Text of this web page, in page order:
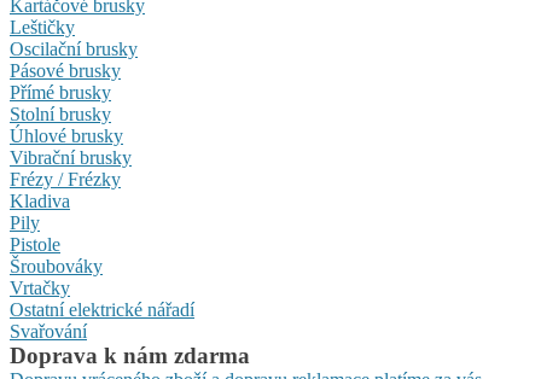
Kartáčové brusky
Leštičky
Oscilační brusky
Pásové brusky
Přímé brusky
Stolní brusky
Úhlové brusky
Vibrační brusky
Frézy / Frézky
Kladiva
Pily
Pistole
Šroubováky
Vrtačky
Ostatní elektrické nářadí
Svařování
Doprava k nám zdarma